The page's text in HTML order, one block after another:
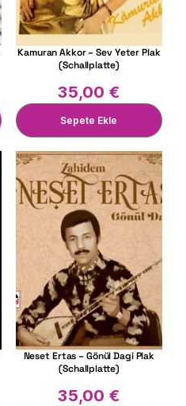
Kamuran Akkor – Sev Yeter Plak
(Schallplatte)
35,00€
Sepete Ekle
Neset Ertas – Gönül Dagi Plak
(Schallplatte)
35,00€